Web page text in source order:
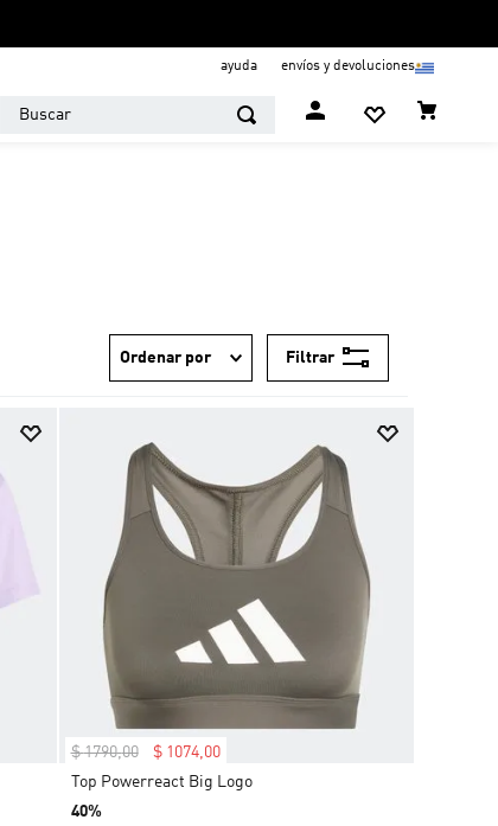
ayuda envíos y devoluciones
Buscar
Ordenar por Filtrar
$ 1790,00 $ 1074, 00
Top Powerreact Big Logo
40%